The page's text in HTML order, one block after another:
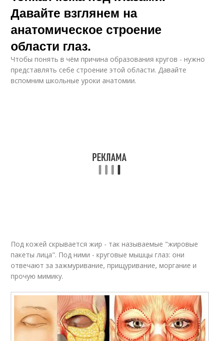
глазами
Глаз в домашних
Давайте взглянем на
анатомическое строение
области глаз.
Чтобы понять в чём причина образования кругов - нужно
представлять себе строение этой области. Давайте
вспомним школьные уроки анатомии.
Под кожей скрывается жир - так называемые "жировые
пакеты лица". Под ними - круговые мышцы глаз: они
отвечают за зажмуривание, прищуривание, моргание и
прочую мимику.